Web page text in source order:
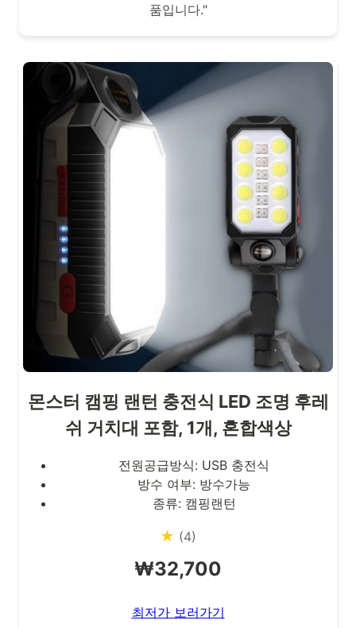
품입니다."
몬스터 캠핑 랜턴 충전식 LED 조명 후레
쉬 거치대 포함, 1개, 혼합색상
전원공급방식: USB 충전식
방수 여부: 방수가능
종류: 캠핑랜턴
★ (4)
₩32,700
최저가 보러가기